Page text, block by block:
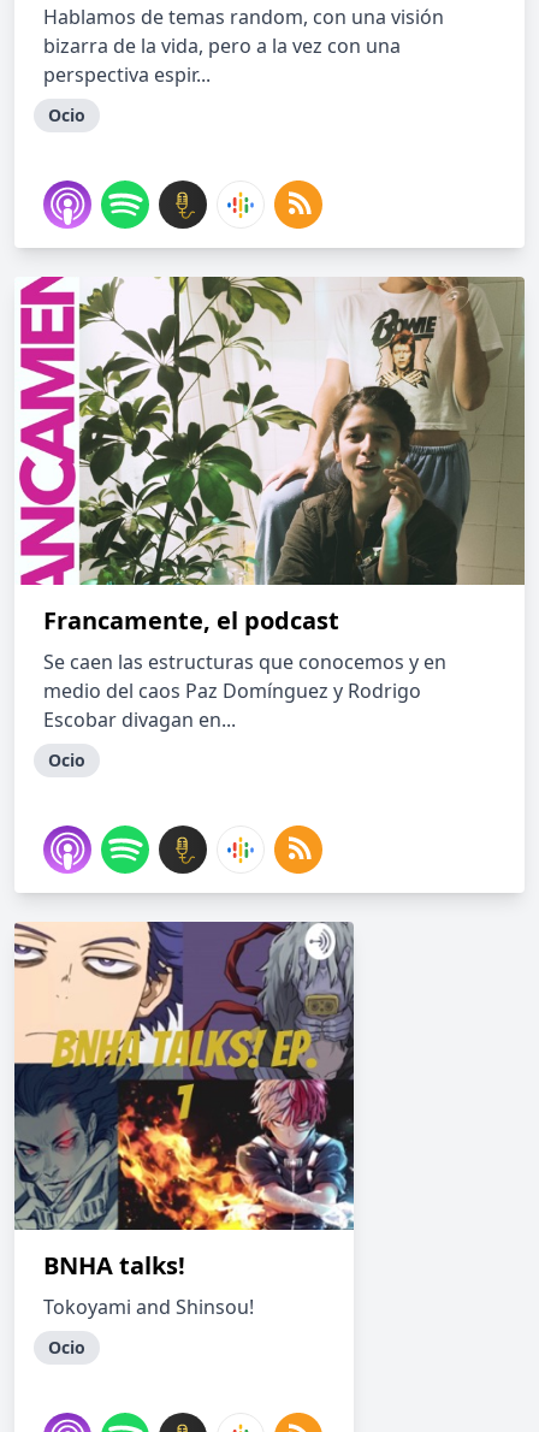
Hablamos de temas random, con una visión
bizarra de la vida, pero a la vez con una
perspectiva espir...
Ocio
Francamente, el podcast
Se caen las estructuras que conocemos y en
medio del caos Paz Domínguez y Rodrigo
Escobar divagan en...
Ocio
BNHA talks!
Tokoyami and Shinsou!
Ocio